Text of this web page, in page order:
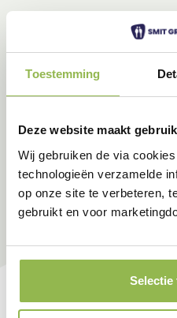
Toestemming
Deze website maakt
Wij gebruiken de via
technologieën verzamelde
op onze site te verbeteren,
gebruikt en voor
Selectie